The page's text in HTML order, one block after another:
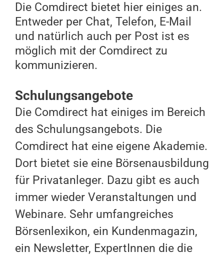
Die Comdirect bietet hier einiges an.
Entweder per Chat, Telefon, E-Mail
und natürlich auch per Post ist es
möglich mit der Comdirect zu
kommunizieren.
Schulungsangebote
Die Comdirect hat einiges im Bereich
des Schulungsangebots. Die
Comdirect hat eine eigene Akademie.
Dort bietet sie eine Börsenausbildung
für Privatanleger. Dazu gibt es auch
immer wieder Veranstaltungen und
Webinare. Sehr umfangreiches
Börsenlexikon, ein Kundenmagazin,
ein Newsletter, ExpertInnen die die